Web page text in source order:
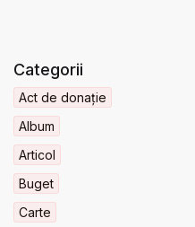
Categorii
Act de donație
Album
Articol
Buget
Carte